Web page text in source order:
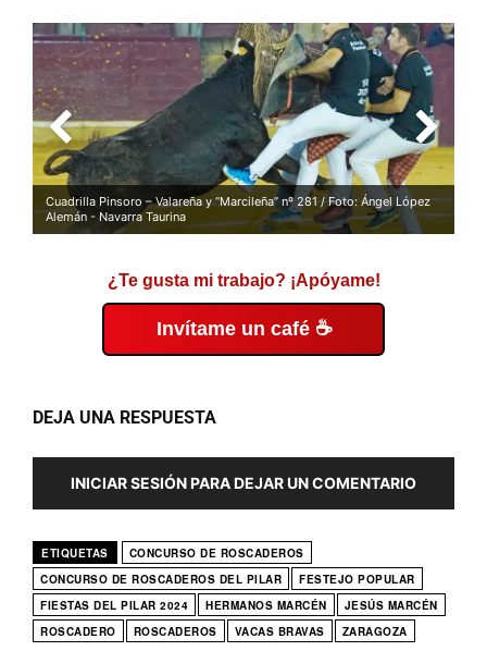
Cuadrilla Pinsoro – Valareña y “Marcileña” nº 281 / Foto: Ángel López
Alemán - Navarra Taurina
¿Te gusta mi trabajo? ¡Apóyame!
Invítame un café ☕
DEJA UNA RESPUESTA
INICIAR SESIÓN PARA DEJAR UN COMENTARIO
ETIQUETAS
CONCURSO DE ROSCADEROS
CONCURSO DE ROSCADEROS DEL PILAR
FESTEJO POPULAR
FIESTAS DEL PILAR 2024
HERMANOS MARCÉN
JESÚS MARCÉN
ROSCADERO
ROSCADEROS VACAS BRAVAS ZARAGOZA